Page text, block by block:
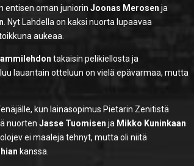
entisen oman juniorinJoonas Merosen ja
. Nyt Lahdella on kaksi nuorta lupaavaa
aukeaa.
takaisin pelikiellosta ja
lauantain otteluun on vielä epävarmaa, mutta
kun lainasopimus Pietarin Zenitistä
nuortenJasse Tuomisen ja Mikko Kuninkaan
ei maaleja tehnyt, mutta oli niitä
kanssa.